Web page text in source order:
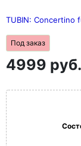
TUBIN: Concertino
Под заказ
4999 руб.